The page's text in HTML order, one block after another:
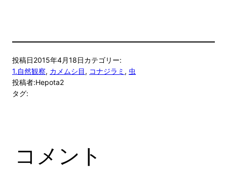
投稿日2015年4月18日カテゴリー:
1.自然観察, カメムシ目, コナジラミ , 虫
投稿者:Hepota2
タグ:
コメント